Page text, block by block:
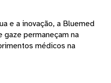
e a inovação, a Bluemed
permaneçam na
médicos na